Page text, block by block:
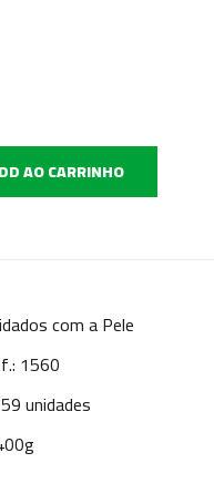
AO CARRINHO
com a Pele
1560
unidades